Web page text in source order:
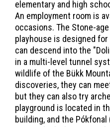
elementary and high
An employment room is
occasions. The Stone-
playhouse is designed
can descend into the
in a multi-level tunnel
wildlife of the Bükk
discoveries, they can
but they can also try
playground is located in
building, and the